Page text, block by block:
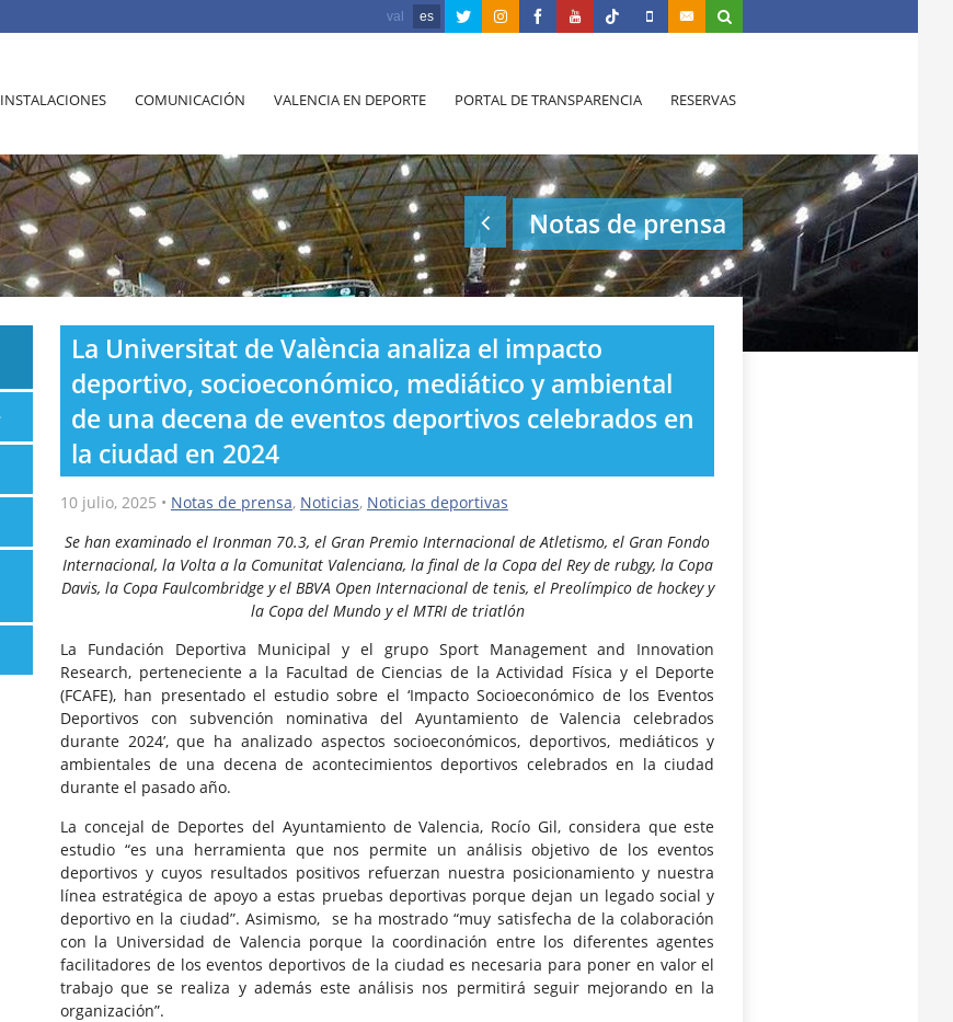
val es
INSTALACIONES COMUNICACIÓN VALENCIA EN DEPORTE PORTAL DE TRANSPARENCIA RESERVAS
Notas de prensa
La Universitat de València analiza el impacto
deportivo, socioeconómico, mediático y ambiental
de una decena de eventos deportivos celebrados en
la ciudad en 2024
10 julio, 2025 • Notas de prensa, Noticias, Noticias deportivas
Se han examinado el Ironman 70.3, el Gran Premio Internacional de Atletismo, el Gran Fondo
Internacional, la Volta a la Comunitat Valenciana, la final de la Copa del Rey de rubgy, la Copa
Davis, la Copa Faulcombridge y el BBVA Open Internacional de tenis, el Preolímpico de hockey y
la Copa del Mundo y el MTRI de triatlón
La Fundación Deportiva Municipal y el grupo Sport Management and Innovation
Research, perteneciente a la Facultad de Ciencias de la Actividad Física y el Deporte
(FCAFE), han presentado el estudio sobre el ‘Impacto Socioeconómico de los Eventos
Deportivos con subvención nominativa del Ayuntamiento de Valencia celebrados
durante 2024’, que ha analizado aspectos socioeconómicos, deportivos, mediáticos y
ambientales de una decena de acontecimientos deportivos celebrados en la ciudad
durante el pasado año.
La concejal de Deportes del Ayuntamiento de Valencia, Rocío Gil, considera que este
estudio “es una herramienta que nos permite un análisis objetivo de los eventos
deportivos y cuyos resultados positivos refuerzan nuestra posicionamiento y nuestra
línea estratégica de apoyo a estas pruebas deportivas porque dejan un legado social y
deportivo en la ciudad”. Asimismo, se ha mostrado “muy satisfecha de la colaboración
con la Universidad de Valencia porque la coordinación entre los diferentes agentes
facilitadores de los eventos deportivos de la ciudad es necesaria para poner en valor el
trabajo que se realiza y además este análisis nos permitirá seguir mejorando en la
organización”.